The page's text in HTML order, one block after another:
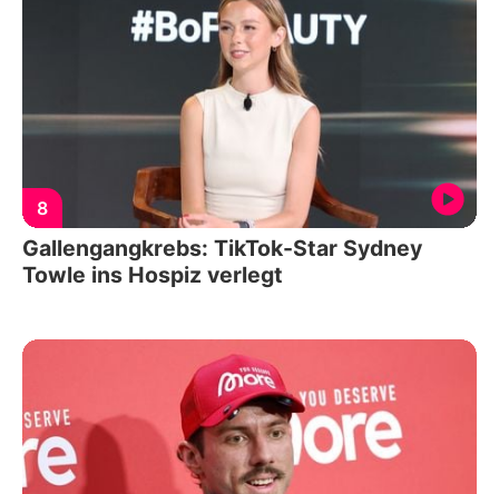
8
Gallengangkrebs: TikTok-Star Sydney
Towle ins Hospiz verlegt